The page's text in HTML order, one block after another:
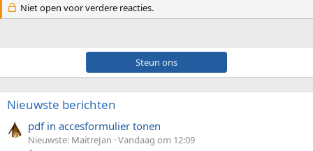
Niet open voor verdere reacties.
Steun ons
Nieuwste berichten
pdf in accesformulier tonen
Nieuwste: MaitreJan Vandaag om 12:09